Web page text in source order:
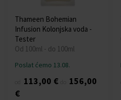
Thameen Bohemian
Infusion Kolonjska voda -
Tester
Od 100ml - do 100ml
Poslat ćemo 13.08.
113,00 €
156,00
€